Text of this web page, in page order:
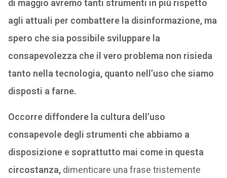
di maggio avremo tanti strumenti in più rispetto
agli attuali per combattere la disinformazione, ma
spero che sia possibile sviluppare la
consapevolezza che il vero problema non risieda
tanto nella tecnologia, quanto nell’uso che siamo
disposti a farne.
Occorre diffondere la cultura dell’uso
consapevole degli strumenti che abbiamo a
disposizione e soprattutto mai come in questa
circostanza,dimenticare una frase tristemente